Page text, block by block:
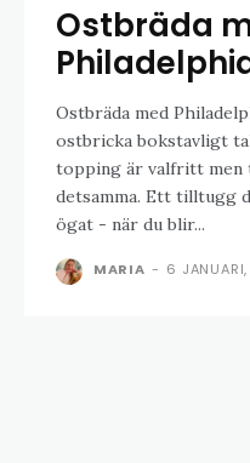
Ostbräda
Ostbräda med
ostbricka bokstavligt
topping är valfritt men
detsamma. Ett tilltugg
ögat - när du blir...
MARIA - 6